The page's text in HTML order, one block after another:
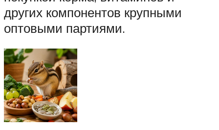
других компонентов крупными
оптовыми партиями.